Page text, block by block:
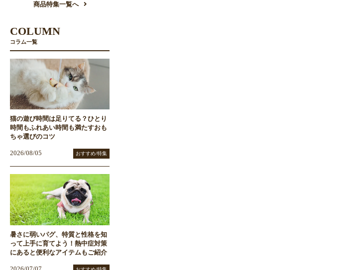
商品特集一覧へ
COLUMN
コラム一覧
猫の遊び時間は足りてる？ひとり
時間もふれあい時間も満たすおも
ちゃ選びのコツ
2026/08/05 おすすめ/特集
暑さに弱いパグ、特質と性格を知
って上手に育てよう！熱中症対策
にあると便利なアイテムもご紹介